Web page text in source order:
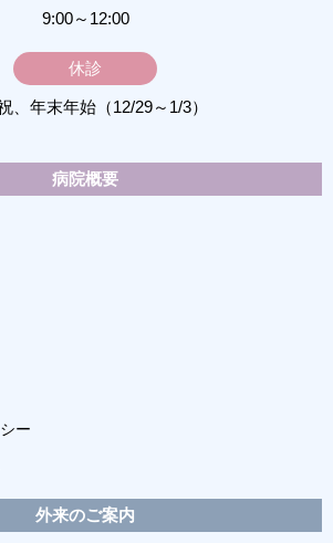
9:00～12:00
休診
、年末年始（12/29～1/3）
病院概要
ー
外来のご案内